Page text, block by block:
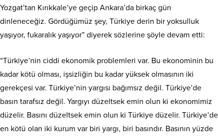
Yozgat’tan Kırıkkale’ye geçip Ankara’da birkaç gün
dinleneceğiz. Gördüğümüz şey, Türkiye derin bir yoksulluk
yaşıyor, fukaralık yaşıyor” diyerek sözlerine şöyle devam etti:
“Türkiye’nin ciddi ekonomik problemleri var. Bu ekonominin bu
kadar kötü olması, işsizliğin bu kadar yüksek olmasının iki
gerekçesi var. Türkiye’nin yargısı bağımsız değil. Türkiye’de
basın tarafsız değil. Yargıyı düzeltsek emin olun ki ekonomimiz
düzelir. Basını düzeltsek emin olun ki Türkiye düzelir. Türkiye’de
en kötü olan iki kurum var biri yargı, biri basındır. Basının yüzde